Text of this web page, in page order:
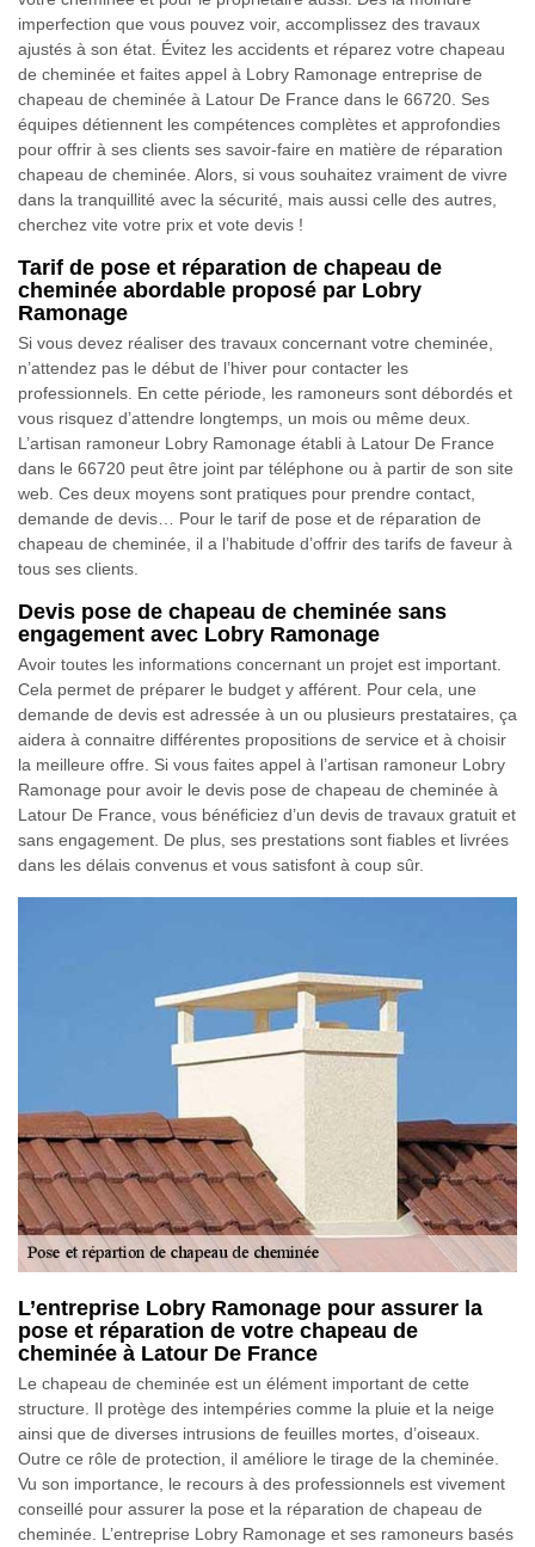
imperfection que vous pouvez voir, accomplissez des travaux
ajustés à son état. Évitez les accidents et réparez votre chapeau
de cheminée et faites appel à Lobry Ramonage entreprise de
chapeau de cheminée à Latour De France dans le 66720. Ses
équipes détiennent les compétences complètes et approfondies
pour offrir à ses clients ses savoir-faire en matière de réparation
chapeau de cheminée. Alors, si vous souhaitez vraiment de vivre
dans la tranquillité avec la sécurité, mais aussi celle des autres,
cherchez vite votre prix et vote devis !
Tarif de pose et réparation de chapeau de
cheminée abordable proposé par Lobry
Ramonage
Si vous devez réaliser des travaux concernant votre cheminée,
n’attendez pas le début de l’hiver pour contacter les
professionnels. En cette période, les ramoneurs sont débordés et
vous risquez d’attendre longtemps, un mois ou même deux.
L’artisan ramoneur Lobry Ramonage établi à Latour De France
dans le 66720 peut être joint par téléphone ou à partir de son site
web. Ces deux moyens sont pratiques pour prendre contact,
demande de devis… Pour le tarif de pose et de réparation de
chapeau de cheminée, il a l’habitude d’offrir des tarifs de faveur à
tous ses clients.
Devis pose de chapeau de cheminée sans
engagement avec Lobry Ramonage
Avoir toutes les informations concernant un projet est important.
Cela permet de préparer le budget y afférent. Pour cela, une
demande de devis est adressée à un ou plusieurs prestataires, ça
aidera à connaitre différentes propositions de service et à choisir
la meilleure offre. Si vous faites appel à l’artisan ramoneur Lobry
Ramonage pour avoir le devis pose de chapeau de cheminée à
Latour De France, vous bénéficiez d’un devis de travaux gratuit et
sans engagement. De plus, ses prestations sont fiables et livrées
dans les délais convenus et vous satisfont à coup sûr.
L’entreprise Lobry Ramonage pour assurer la
pose et réparation de votre chapeau de
cheminée à Latour De France
Le chapeau de cheminée est un élément important de cette
structure. Il protège des intempéries comme la pluie et la neige
ainsi que de diverses intrusions de feuilles mortes, d’oiseaux.
Outre ce rôle de protection, il améliore le tirage de la cheminée.
Vu son importance, le recours à des professionnels est vivement
conseillé pour assurer la pose et la réparation de chapeau de
cheminée. L’entreprise Lobry Ramonage et ses ramoneurs basés